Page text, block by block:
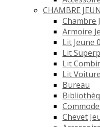
CHAMBRE
Chambre
Armoire
Lit Jeune
Lit
Lit
Lit Voiture
Bureau
Chevet